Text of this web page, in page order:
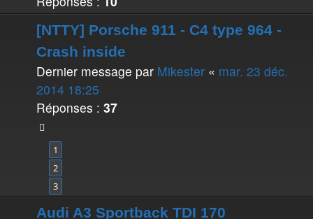
[NTTY] Porsche 911 - C4 type 964 -
Crash inside
Dernier message par Mikester « mar. 23 déc.
2014 18:25
Réponses : 37
1
2
3
Audi A3 Sportback TDI 170